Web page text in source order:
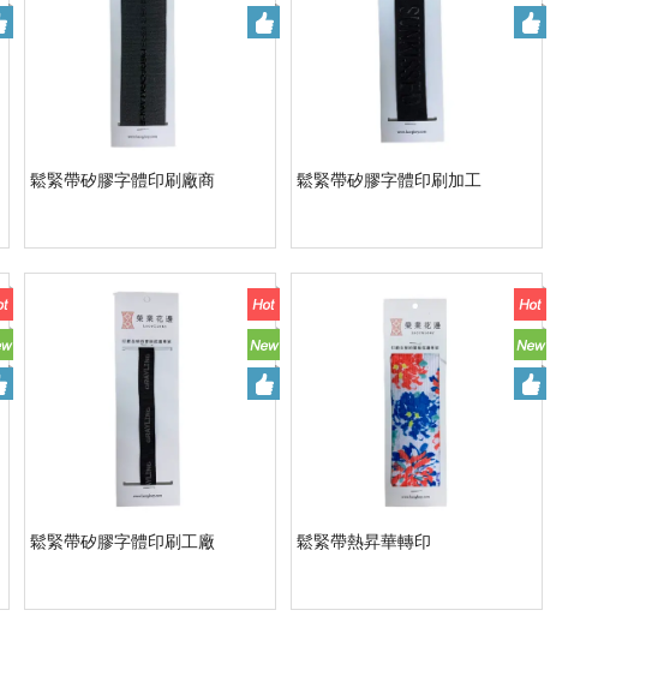
鬆緊帶矽膠字體印刷廠商 鬆緊帶矽膠字體印刷加工
鬆緊帶矽膠字體印刷工廠 鬆緊帶熱昇華轉印